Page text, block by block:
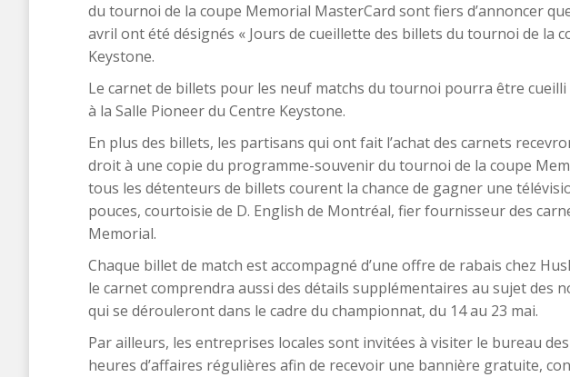
du tournoi de la coupe Memorial MasterCard sont fiers d’annoncer
avril ont été désignés « Jours de cueillette des billets du tournoi de la
Keystone.
Le carnet de billets pour les neuf matchs du tournoi pourra être cueilli
à la Salle Pioneer du Centre Keystone.
En plus des billets, les partisans qui ont fait l’achat des carnets
droit à une copie du programme-souvenir du tournoi de la coupe
tous les détenteurs de billets courent la chance de gagner une
pouces, courtoisie de D. English de Montréal, fier fournisseur des
Memorial.
Chaque billet de match est accompagné d’une offre de rabais chez
le carnet comprendra aussi des détails supplémentaires au sujet des
qui se dérouleront dans le cadre du championnat, du 14 au 23 mai.
Par ailleurs, les entreprises locales sont invitées à visiter le bureau
heures d’affaires régulières afin de recevoir une bannière gratuite,